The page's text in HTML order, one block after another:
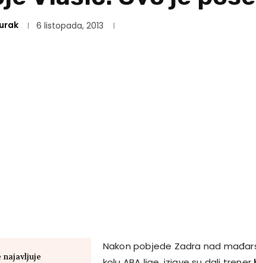
6 listopada, 2013
najavljuje
Nakon pobjede Zadra nad